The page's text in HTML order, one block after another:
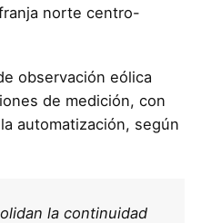
norte centro-
observación eólica
de medición, con
automatización, según
la continuidad